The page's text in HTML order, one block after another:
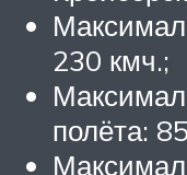
230 кмч.;
полёта: